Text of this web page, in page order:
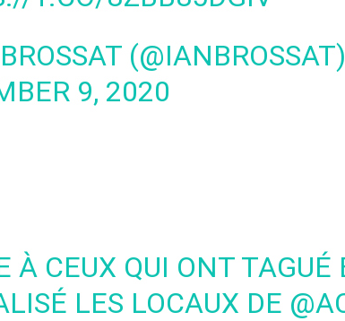
(@IANBROSSAT)
9, 2020
À CEUX QUI ONT TAGUÉ
LES LOCAUX DE